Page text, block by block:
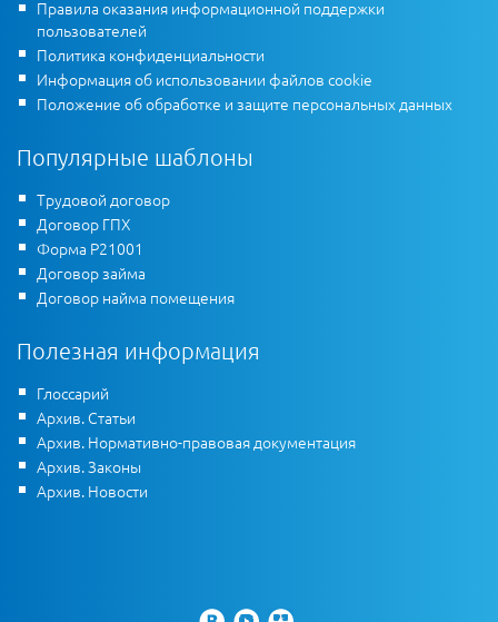
Правила оказания информационной поддержки
пользователей
Политика конфиденциальности
Информация об использовании файлов cookie
Положение об обработке и защите персональных данных
Популярные шаблоны
Трудовой договор
Договор ГПХ
Форма Р21001
Договор займа
Договор найма помещения
Полезная информация
Глоссарий
Архив. Статьи
Архив. Нормативно-правовая документация
Архив. Законы
Архив. Новости